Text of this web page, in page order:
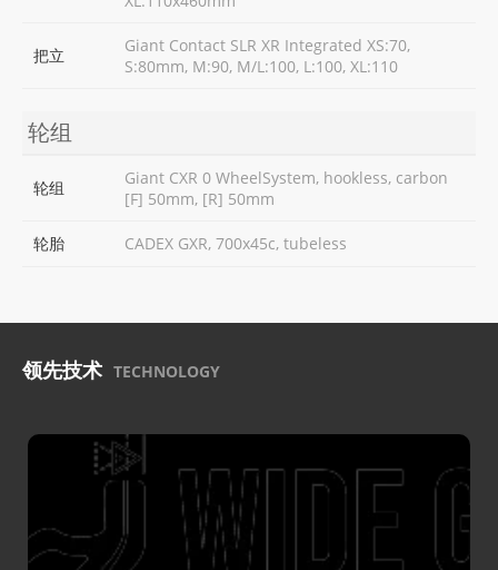
把立
Giant Contact SLR XR Integrated XS:70,
S:80mm, M:90, M/L:100, L:100, XL:110
轮组
轮组
Giant CXR 0 WheelSystem, hookless, carbon
[F] 50mm, [R] 50mm
轮胎 CADEX GXR, 700x45c, tubeless
领先技术 TECHNOLOGY